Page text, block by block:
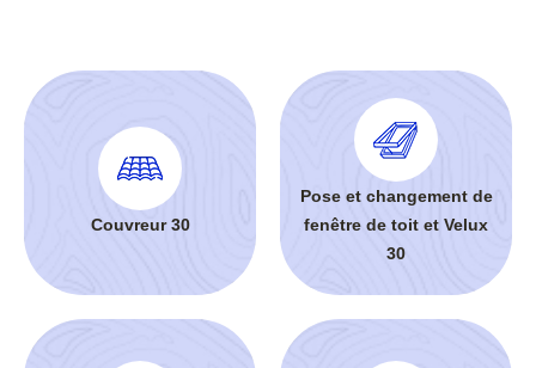
Couvreur 30
Pose et changement de
fenêtre de toit et Velux
30